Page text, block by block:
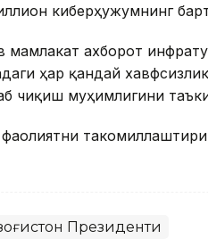
киберҳужумнинг
ахборот
ҳар қандай
чиқиш муҳимлигини
Президенти